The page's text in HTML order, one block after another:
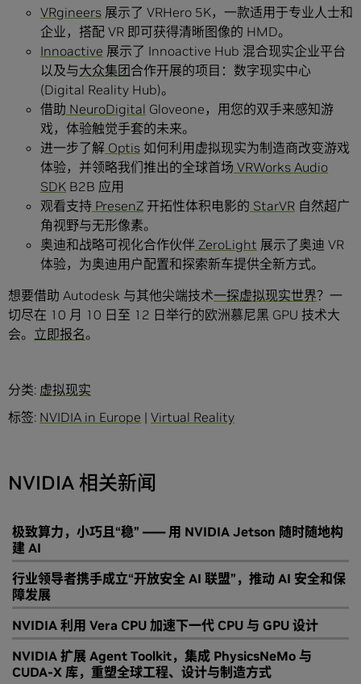
VRgineers 展示了 VRHero 5K，一款适用于专业人士和
企业，搭配 VR 即可获得清晰图像的 HMD。
Innoactive 展示了 Innoactive Hub 混合现实企业平台
以及与大众集团合作开展的项目：数字现实中心
(Digital Reality Hub)。
借助 NeuroDigital Gloveone，用您的双手来感知游
戏，体验触觉手套的未来。
进一步了解 Optis 如何利用虚拟现实为制造商改变游戏
体验，并领略我们推出的全球首场 VRWorks Audio
SDK B2B 应用
观看支持 PresenZ 开拓性体积电影的 StarVR 自然超广
角视野与无形像素。
奥迪和战略可视化合作伙伴 ZeroLight 展示了奥迪 VR
体验，为奥迪用户配置和探索新车提供全新方式。
想要借助 Autodesk 与其他尖端技术一探虚拟现实世界？一
切尽在 10 月 10 日至 12 日举行的欧洲慕尼黑 GPU 技术大
会。 立即报名。
分类: 虚拟现实
标签: NVIDIA in Europe | Virtual Reality
NVIDIA 相关新闻
极致算力，小巧且“稳” —— 用 NVIDIA Jetson 随时随地构
建 AI
行业领导者携手成立“开放安全 AI 联盟”，推动 AI 安全和保
障发展
NVIDIA 利用 Vera CPU 加速下一代 CPU 与 GPU 设计
NVIDIA 扩展 Agent Toolkit，集成 PhysicsNeMo 与
CUDA-X 库，重塑全球工程、设计与制造方式